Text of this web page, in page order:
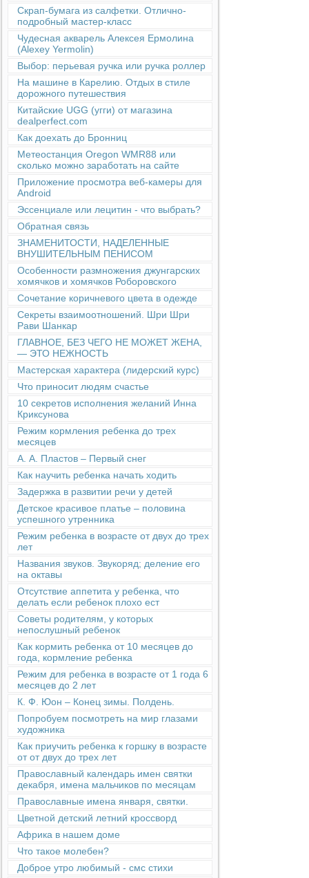
Скрап-бумага из салфетки. Отлично-
подробный мастер-класс
Чудесная акварель Алексея Ермолина
(Alexey Yermolin)
Выбор: перьевая ручка или ручка роллер
На машине в Карелию. Отдых в стиле
дорожного путешествия
Китайские UGG (угги) от магазина
dealperfect.com
Как доехать до Бронниц
Метеостанция Oregon WMR88 или
сколько можно заработать на сайте
Приложение просмотра веб-камеры для
Android
Эссенциале или лецитин - что выбрать?
Обратная связь
ЗНАМЕНИТОСТИ, НАДЕЛЕННЫЕ
ВНУШИТЕЛЬНЫМ ПЕНИСОМ
Особенности размножения джунгарских
хомячков и хомячков Роборовского
Сочетание коричневого цвета в одежде
Секреты взаимоотношений. Шри Шри
Рави Шанкар
ГЛАВНОЕ, БЕЗ ЧЕГО НЕ МОЖЕТ ЖЕНА,
— ЭТО НЕЖНОСТЬ
Мастерская характера (лидерский курс)
Что приносит людям счастье
10 секретов исполнения желаний Инна
Криксунова
Режим кормления ребенка до трех
месяцев
А. А. Пластов – Первый снег
Как научить ребенка начать ходить
Задержка в развитии речи у детей
Детское красивое платье – половина
успешного утренника
Режим ребенка в возрасте от двух до трех
лет
Названия звуков. Звукоряд; деление его
на октавы
Отсутствие аппетита у ребенка, что
делать если ребенок плохо ест
Советы родителям, у которых
непослушный ребенок
Как кормить ребенка от 10 месяцев до
года, кормление ребенка
Режим для ребенка в возрасте от 1 года 6
месяцев до 2 лет
К. Ф. Юон – Конец зимы. Полдень.
Попробуем посмотреть на мир глазами
художника
Как приучить ребенка к горшку в возрасте
от от двух до трех лет
Православный календарь имен святки
декабря, имена мальчиков по месяцам
Православные имена января, святки.
Цветной детский летний кроссворд
Африка в нашем доме
Что такое молебен?
Доброе утро любимый - смс стихи